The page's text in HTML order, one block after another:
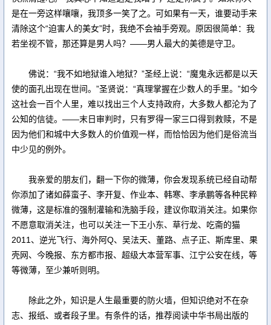
是在一旁这样嚷嚷，我顶多一笑了之。可如果有一天，谁要动手来
清除这个“迫害人的美女”时，我绝不会袖手旁观。原因很简单：我
若坐视不管，那还算是男人吗？——男人最大的美德是守卫。
佛说：“我不如地狱谁入地狱？”圣经上说：“魔鬼永远都是以天
使的面孔出现在世间。”圣贤说：“真理掌握在少数人的手里。”如今
这社会一百个人里，难以找出三个人支持政府，大多数人都沦为了
公知的信徒。——末日审判时，只有罗得一家三口得到救赎，不是
因为他们和城中大多数人的价值观一样，而恰恰因为他们是俗流当
中少见的例外。
我亲爱的朋友们，翻一下你的微薄，你会发现系统已经自动帮
你添加了诸如薛蛮子、李开复、作业本、韩寒、李承鹏等各种民粹
微薄，这是标准的强制灌输和洗脑手段，建议你取消关注。如果你
不愿意取消关注，也可以关注一下王小东、草行龙、吃斋的猫
2011、逆光飞行、海外阿Q、吴法天、董路、点子正、斯库里、果
壳网、今晚报、东方都市报、超级大本营军事、江宁公安在线，等
等微薄，至少兼听则明。
除此之外，知识是人生最重要的防火墙，但知识绝对不在杂
志、报纸、或者段子里。有条件的话，推荐阅读中华书局出版的